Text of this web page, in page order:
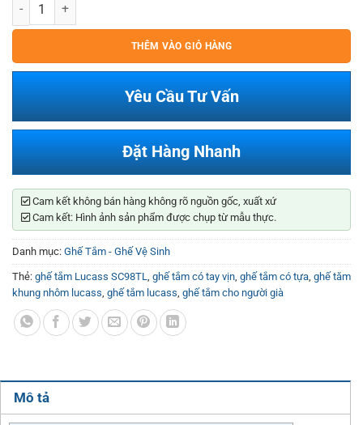
THÊM VÀO GIỎ HÀNG
Yêu Cầu Tư Vấn
Đặt Hàng Nhanh
Cam kết không bán hàng không rõ nguồn gốc, xuất xứ
Cam kết: Hình ảnh sản phẩm được chụp từ mẫu thực.
Danh mục: Ghế Tắm - Ghế Vệ Sinh
Thẻ: ghế tắm Lucass SC98TL, ghế tắm có tay vịn, ghế tắm có tựa, ghế tăm
khung nhôm lucass, ghế tắm lucass, ghế tắm cho người già
Mô tả